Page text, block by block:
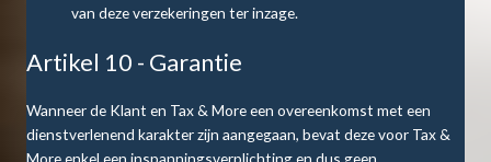
van deze verzekeringen ter inzage.
Artikel 10 - Garantie
Wanneer de Klant en Tax & More een overeenkomst met een
dienstverlenend karakter zijn aangegaan, bevat deze voor Tax &
More enkel een inspanningsverplichting en dus geen